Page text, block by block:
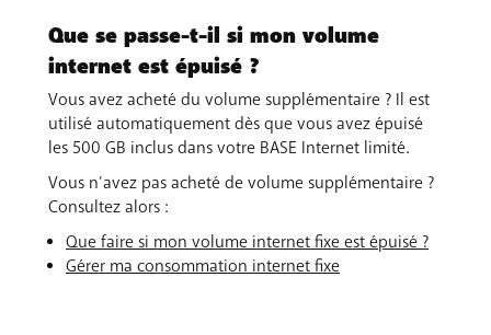
Que se passe-t-il si mon volume
internet est épuisé ?
Vous avez acheté du volume supplémentaire ? Il est
utilisé automatiquement dès que vous avez épuisé
les 500 GB inclus dans votre BASE Internet limité.
Vous n’avez pas acheté de volume supplémentaire ?
Consultez alors :
Que faire si mon volume internet fixe est épuisé ?
Gérer ma consommation internet fixe